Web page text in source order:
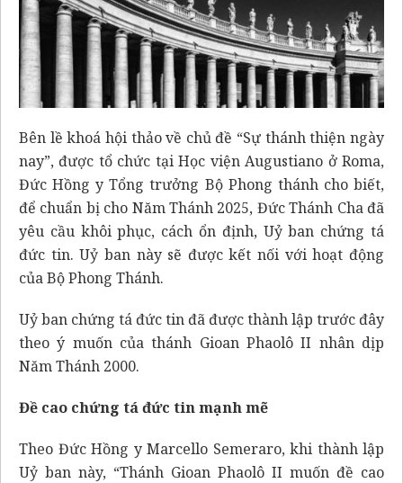
Bên lề khoá hội thảo về chủ đề “Sự thánh thiện ngày
nay”, được tổ chức tại Học viện Augustiano ở Roma,
Đức Hồng y Tổng trưởng Bộ Phong thánh cho biết,
để chuẩn bị cho Năm Thánh 2025, Đức Thánh Cha đã
yêu cầu khôi phục, cách ổn định, Uỷ ban chứng tá
đức tin. Uỷ ban này sẽ được kết nối với hoạt động
của Bộ Phong Thánh.
Uỷ ban chứng tá đức tin đã được thành lập trước đây
theo ý muốn của thánh Gioan Phaolô II nhân dịp
Năm Thánh 2000.
Đề cao chứng tá đức tin mạnh mẽ
Theo Đức Hồng y Marcello Semeraro, khi thành lập
Uỷ ban này, “Thánh Gioan Phaolô II muốn đề cao